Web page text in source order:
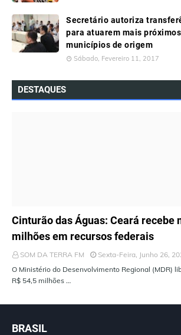
Secretário autoriza
para atuarem mais
municípios de origem
Sábado, Fevereiro 11, 2017
DESTAQUES
ÚLTIMAS NOTÍCIAS
Cinturão das Águas: Ceará recebe
milhões em recursos federais
SOM DA TERRA FM
Sexta-Feira, Junho 26,
O Ministério do Desenvolvimento Regional (MDR)
R$ 54,5 milhões …
BRASIL